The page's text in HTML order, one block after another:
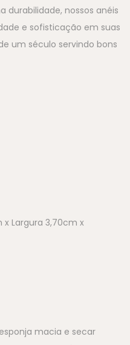
durabilidade, nossos anéis
e sofisticação em suas
um século servindo bons
x Largura 3,70cm x
macia e secar